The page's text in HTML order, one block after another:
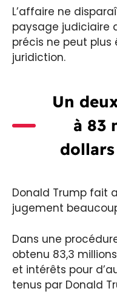
L’affaire ne
paysage judiciaire
précis ne peut
juridiction.
Un
à 83
Donald Trump fait
jugement
Dans une
obtenu 83,3
et intérêts pour
tenus par Donald